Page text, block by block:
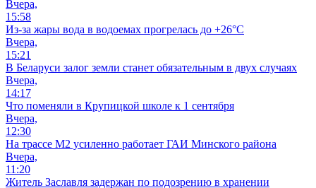
Вчера,
15:58
Из-за жары вода в водоемах прогрелась до +26°C
Вчера,
15:21
В Беларуси залог земли станет обязательным в двух случаях
Вчера,
14:17
Что поменяли в Крупицкой школе к 1 сентября
Вчера,
12:30
На трассе М2 усиленно работает ГАИ Минского района
Вчера,
11:20
Житель Заславля задержан по подозрению в хранении